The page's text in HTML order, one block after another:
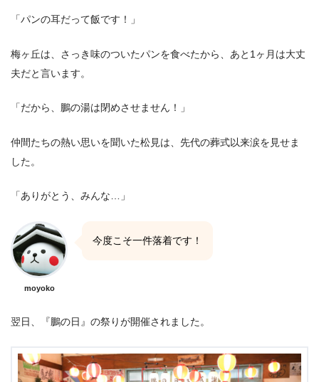
「パンの耳だって飯です！」
梅ヶ丘は、さっき味のついたパンを食べたから、あと1ヶ月は大丈
夫だと言います。
「だから、鵬の湯は閉めさせません！」
仲間たちの熱い思いを聞いた松見は、先代の葬式以来涙を見せま
した。
「ありがとう、みんな…」
moyoko
今度こそ一件落着です！
翌日、『鵬の日』の祭りが開催されました。